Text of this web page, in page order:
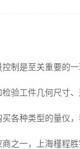
制是至关重要的
验工件几何尺寸
各种类型的量仪
之一，上海槿程